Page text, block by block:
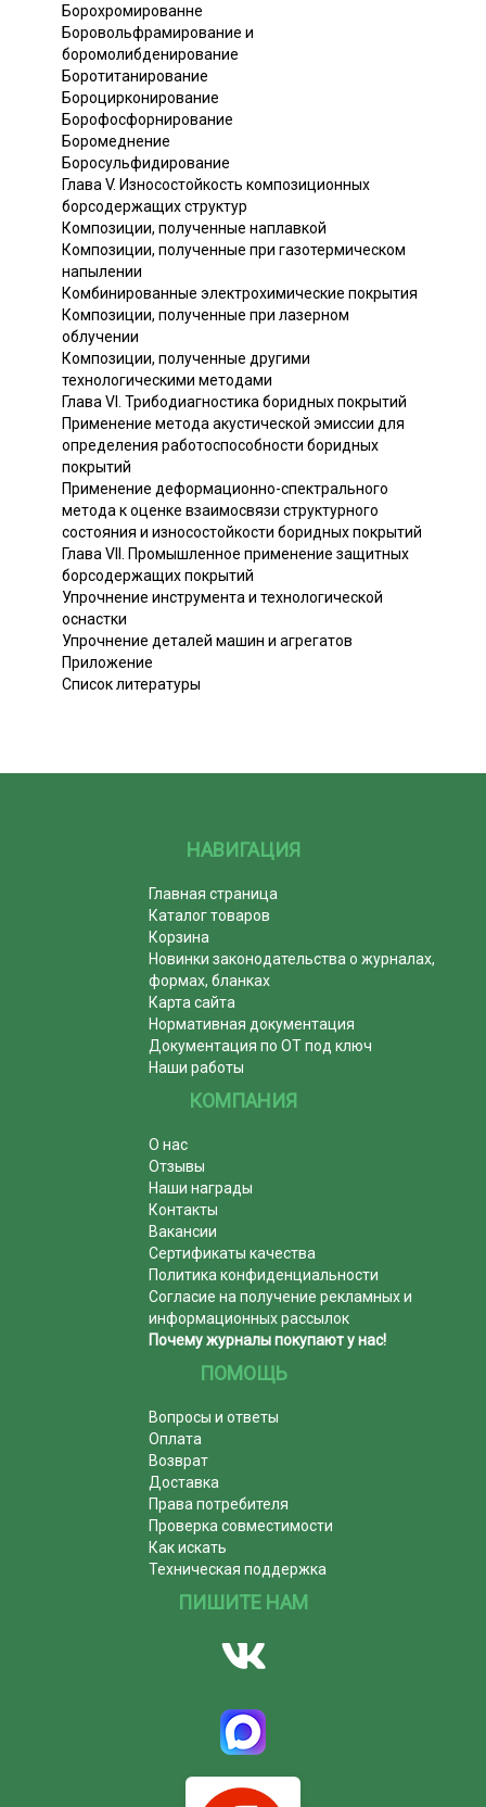
Борохромированне
Боровольфрамирование и
боромолибденирование
Боротитанирование
Бороцирконирование
Борофосфорнирование
Боромеднение
Боросульфидирование
Глава V. Износостойкость композиционных
борсодержащих структур
Композиции, полученные наплавкой
Композиции, полученные при газотермическом
напылении
Комбинированные электрохимические покрытия
Композиции, полученные при лазерном
облучении
Композиции, полученные другими
технологическими методами
Глава VI. Трибодиагностика боридных покрытий
Применение метода акустической эмиссии для
определения работоспособности боридных
покрытий
Применение деформационно-спектрального
метода к оценке взаимосвязи структурного
состояния и износостойкости боридных покрытий
Глава VII. Промышленное применение защитных
борсодержащих покрытий
Упрочнение инструмента и технологической
оснастки
Упрочнение деталей машин и агрегатов
Приложение
Список литературы
НАВИГАЦИЯ
Главная страница
Каталог товаров
Корзина
Новинки законодательства о журналах,
формах, бланках
Карта сайта
Нормативная документация
Документация по ОТ под ключ
Наши работы
КОМПАНИЯ
О нас
Отзывы
Наши награды
Контакты
Вакансии
Сертификаты качества
Политика конфиденциальности
Согласие на получение рекламных и
информационных рассылок
Почему журналы покупают у нас!
ПОМОЩЬ
Вопросы и ответы
Оплата
Возврат
Доставка
Права потребителя
Проверка совместимости
Как искать
Техническая поддержка
ПИШИТЕ НАМ